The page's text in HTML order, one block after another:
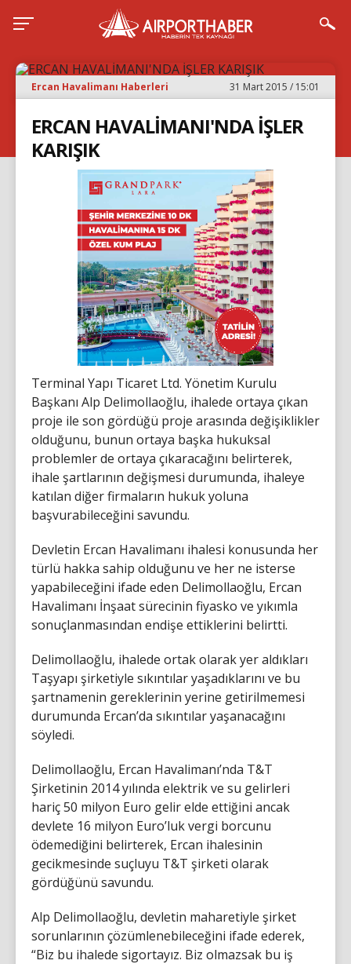
Ercan Havalimanı Haberleri 31 Mart 2015 / 15:01
ERCAN HAVALİMANI'NDA İŞLER
KARIŞIK
Terminal Yapı Ticaret Ltd. Yönetim Kurulu
Başkanı Alp Delimollaoğlu, ihalede ortaya çıkan
proje ile son gördüğü proje arasında değişiklikler
olduğunu, bunun ortaya başka hukuksal
problemler de ortaya çıkaracağını belirterek,
ihale şartlarının değişmesi durumunda, ihaleye
katılan diğer firmaların hukuk yoluna
başvurabileceğini savundu.
Devletin Ercan Havalimanı ihalesi konusunda her
türlü hakka sahip olduğunu ve her ne isterse
yapabileceğini ifade eden Delimollaoğlu, Ercan
Havalimanı İnşaat sürecinin fiyasko ve yıkımla
sonuçlanmasından endişe ettiklerini belirtti.
Delimollaoğlu, ihalede ortak olarak yer aldıkları
Taşyapı şirketiyle sıkıntılar yaşadıklarını ve bu
şartnamenin gereklerinin yerine getirilmemesi
durumunda Ercan’da sıkıntılar yaşanacağını
söyledi.
Delimollaoğlu, Ercan Havalimanı’nda T&T
Şirketinin 2014 yılında elektrik ve su gelirleri
hariç 50 milyon Euro gelir elde ettiğini ancak
devlete 16 milyon Euro’luk vergi borcunu
ödemediğini belirterek, Ercan ihalesinin
gecikmesinde suçluyu T&T şirketi olarak
gördüğünü savundu.
Alp Delimollaoğlu, devletin maharetiyle şirket
sorunlarının çözümlenebileceğini ifade ederek,
“Biz bu ihalede sigortayız. Biz olmazsak bu iş